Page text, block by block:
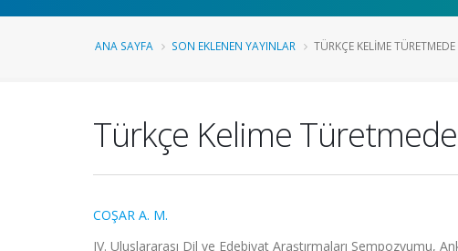
ANA SAYFA SON EKLENEN YAYINLAR TÜRKÇE KELIME
Türkçe Kelime
COŞAR A. M.
IV. Uluslararası Dil ve Edebiyat Araştırmaları Sempozyumu,